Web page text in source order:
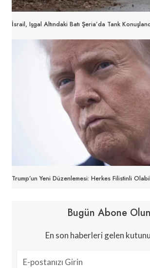
İsrail, Işgal Altındaki Batı Şeria’da Tank
Trump’un Yeni Düzenlemesi: Herkes Filistinli
Bugün Abone Olun
En son haberleri gelen